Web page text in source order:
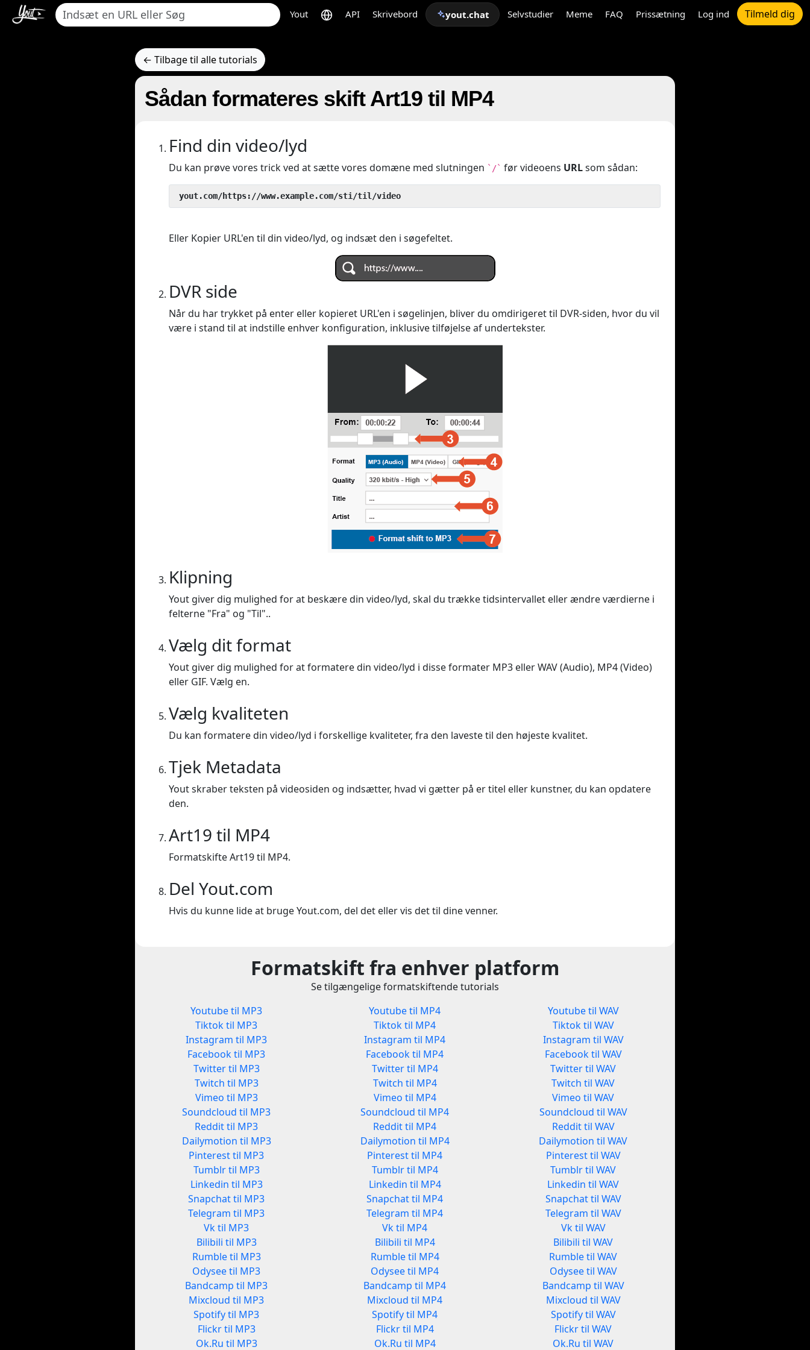
Yout API Skrivebord yout.chat Selvstudier Meme FAQ Prissætning Log ind Tilmeld dig
← Tilbage til alle tutorials
Sådan formateres skift Art19 til MP4
Find din video/lyd
Du kan prøve vores trick ved at sætte vores domæne med slutningen `/` før videoens URLsom sådan:
yout.com/https://www.example.com/sti/til/video
Eller Kopier URL'en til din video/lyd, og indsæt den i søgefeltet.
DVR side
Når du har trykket på enter eller kopieret URL'en i søgelinjen, bliver du omdirigeret til DVR-siden, hvor du vil
være i stand til at indstille enhver konfiguration, inklusive tilføjelse af undertekster.
Klipning
Yout giver dig mulighed for at beskære din video/lyd, skal du trække tidsintervallet eller ændre værdierne i
felterne "Fra" og "Til"..
Vælg dit format
Yout giver dig mulighed for at formatere din video/lyd i disse formater MP3 eller WAV (Audio), MP4 (Video)
eller GIF. Vælg en.
Vælg kvaliteten
Du kan formatere din video/lyd i forskellige kvaliteter, fra den laveste til den højeste kvalitet.
Tjek Metadata
Yout skraber teksten på videosiden og indsætter, hvad vi gætter på er titel eller kunstner, du kan opdatere
den.
Art19 til MP4
Formatskifte Art19 til MP4.
Del Yout.com
Hvis du kunne lide at bruge Yout.com, del det eller vis det til dine venner.
Formatskift fra enhver platform
Se tilgængelige formatskiftende tutorials
Youtube til MP3
Tiktok til MP3
Instagram til MP3
Facebook til MP3
Twitter til MP3
Twitch til MP3
Vimeo til MP3
Soundcloud til MP3
Reddit til MP3
Dailymotion til MP3
Pinterest til MP3
Tumblr til MP3
Linkedin til MP3
Snapchat til MP3
Telegram til MP3
Vk til MP3
Bilibili til MP3
Rumble til MP3
Odysee til MP3
Bandcamp til MP3
Mixcloud til MP3
Spotify til MP3
Flickr til MP3
Ok.Ru til MP3
Youtube til MP4
Tiktok til MP4
Instagram til MP4
Facebook til MP4
Twitter til MP4
Twitch til MP4
Vimeo til MP4
Soundcloud til MP4
Reddit til MP4
Dailymotion til MP4
Pinterest til MP4
Tumblr til MP4
Linkedin til MP4
Snapchat til MP4
Telegram til MP4
Vk til MP4
Bilibili til MP4
Rumble til MP4
Odysee til MP4
Bandcamp til MP4
Mixcloud til MP4
Spotify til MP4
Flickr til MP4
Ok.Ru til MP4
Youtube til WAV
Tiktok til WAV
Instagram til WAV
Facebook til WAV
Twitter til WAV
Twitch til WAV
Vimeo til WAV
Soundcloud til WAV
Reddit til WAV
Dailymotion til WAV
Pinterest til WAV
Tumblr til WAV
Linkedin til WAV
Snapchat til WAV
Telegram til WAV
Vk til WAV
Bilibili til WAV
Rumble til WAV
Odysee til WAV
Bandcamp til WAV
Mixcloud til WAV
Spotify til WAV
Flickr til WAV
Ok.Ru til WAV